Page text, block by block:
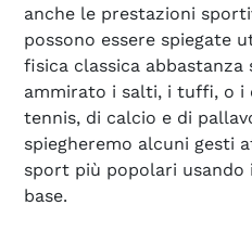
anche le prestazioni
possono essere spiegate
fisica classica abbastanza
ammirato i salti, i tuffi, o i
tennis, di calcio e di
spiegheremo alcuni gesti
sport più popolari
base.